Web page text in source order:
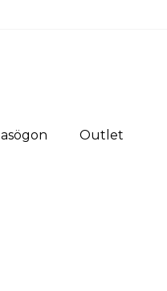
Outlet